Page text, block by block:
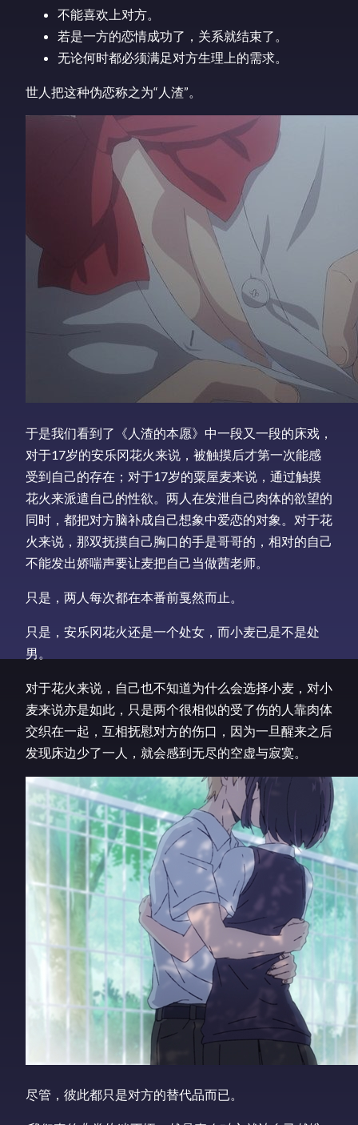
不能喜欢上对方。
若是一方的恋情成功了，关系就结束了。
无论何时都必须满足对方生理上的需求。
世人把这种伪恋称之为“人渣”。
于是我们看到了《人渣的本愿》中一段又一段的床戏，
对于17岁的安乐冈花火来说，被触摸后才第一次能感
受到自己的存在；对于17岁的粟屋麦来说，通过触摸
花火来派遣自己的性欲。两人在发泄自己肉体的欲望的
同时，都把对方脑补成自己想象中爱恋的对象。对于花
火来说，那双抚摸自己胸口的手是哥哥的，相对的自己
不能发出娇喘声要让麦把自己当做茜老师。
只是，两人每次都在本番前戛然而止。
只是，安乐冈花火还是一个处女，而小麦已是不是处
男。
对于花火来说，自己也不知道为什么会选择小麦，对小
麦来说亦是如此，只是两个很相似的受了伤的人靠肉体
交织在一起，互相抚慰对方的伤口，因为一旦醒来之后
发现床边少了一人，就会感到无尽的空虚与寂寞。
尽管，彼此都只是对方的替代品而已。